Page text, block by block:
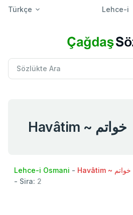
Türkçe Lehce-i
Havâtim ~ خواتم
Lehce-i Osmani - Havâtim ~ خواتم
- Sira: 2